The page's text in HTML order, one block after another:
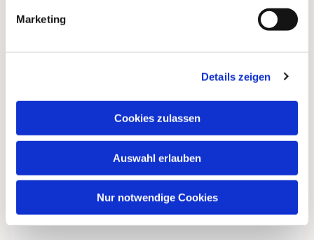
Marketing
Details zeigen
Cookies zulassen
Auswahl erlauben
Nur notwendige Cookies
Dies könnte Sie auch
interessieren